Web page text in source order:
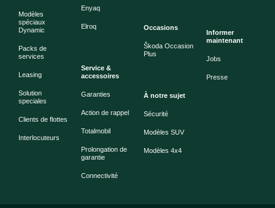
Modèles
spéciaux
Dynamic
Packs de
services
Leasing
Solution
speciales
Clients de flottes
Interlocuteurs
Enyaq
Elroq
Service &
accessoires
Garanties
Action de rappel
Totalmobil
Prolongation de
garantie
Connectivité
Occasions
Škoda Occasion
Plus
À notre sujet
Sécurité
Modèles SUV
Modèles 4x4
Informer
maintenant
Jobs
Presse